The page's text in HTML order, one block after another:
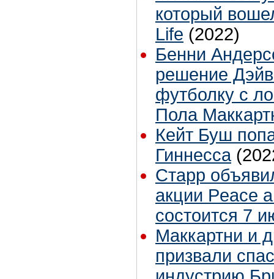
который
Life (2022)
Бенни
решение
футболку с
Пола
Кейт Буш
Гиннесса
Старр
акции Peace
состоится 7
Маккартни и
призвали